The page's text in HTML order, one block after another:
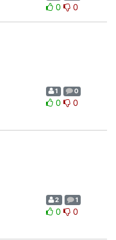
0 0
1 0
0 0
2 1
0 0